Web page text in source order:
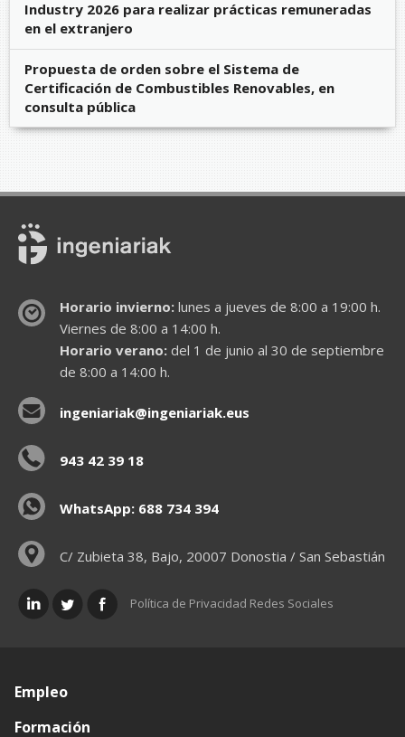
Industry 2026 para realizar prácticas remuneradas
en el extranjero
Propuesta de orden sobre el Sistema de
Certificación de Combustibles Renovables, en
consulta pública
Horario invierno:lunes a jueves de 8:00 a 19:00 h.
Viernes de 8:00 a 14:00 h.
Horario verano:del 1 de junio al 30 de septiembre
de 8:00 a 14:00 h.
ingeniariak@ingeniariak.eus
943 42 39 18
WhatsApp: 688 734 394
C/ Zubieta 38, Bajo, 20007 Donostia / San Sebastián
Política de Privacidad Redes Sociales
Empleo
Formación